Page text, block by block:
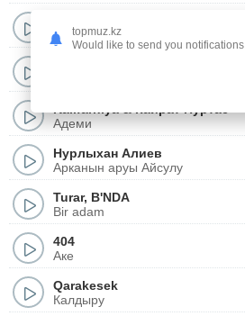
Хордын кызы
Адеми
Нурлыхан Алиев
Арканын аруы Айсулу
Turar, B'NDA
Bir adam
404
Аке
Qarakesek
Калдыру
topmuz.kz
Would like to send you notifications